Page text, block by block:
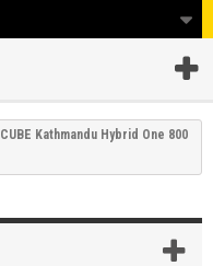
CUBE Kathmandu Hybrid One 800